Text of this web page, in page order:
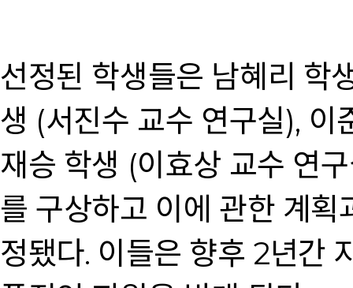
선정된 학생들은 남혜리 학
생 (서진수 교수 연구실), 이
재승 학생 (이효상 교수 연
를 구상하고 이에 관한 계
정됐다. 이들은 향후 2년간